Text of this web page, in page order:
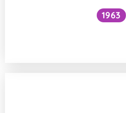
1963